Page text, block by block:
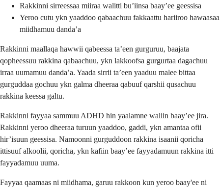
Rakkinni sirreessaa miiraa walitti bu’iinsa baay’ee geessisa
Yeroo cutu ykn yaaddoo qabaachuu fakkaattu hariiroo hawaasaa
miidhamuu danda’a
Rakkinni maallaqa hawwii qabeessa ta’een gurguruu, baajata
qopheessuu rakkina qabaachuu, ykn lakkoofsa gurgurtaa dagachuu
irraa uumamuu danda’a. Yaada sirrii ta’een yaaduu malee bittaa
gurguddaa gochuu ykn galma dheeraa qabuuf qarshii qusachuu
rakkina keessa galtu.
Rakkinni fayyaa sammuu ADHD hin yaalamne waliin baay’ee jira.
Rakkinni yeroo dheeraa turuun yaaddoo, gaddi, ykn amantaa ofii
hir’isuun geessisa. Namoonni gurguddoon rakkina isaanii qoricha
ittisuuf alkoolii, qoricha, ykn kafiin baay’ee fayyadamuun rakkina itti
fayyadamuu uuma.
Fayyaa qaamaas ni miidhama, garuu rakkoon kun yeroo baay'ee ni